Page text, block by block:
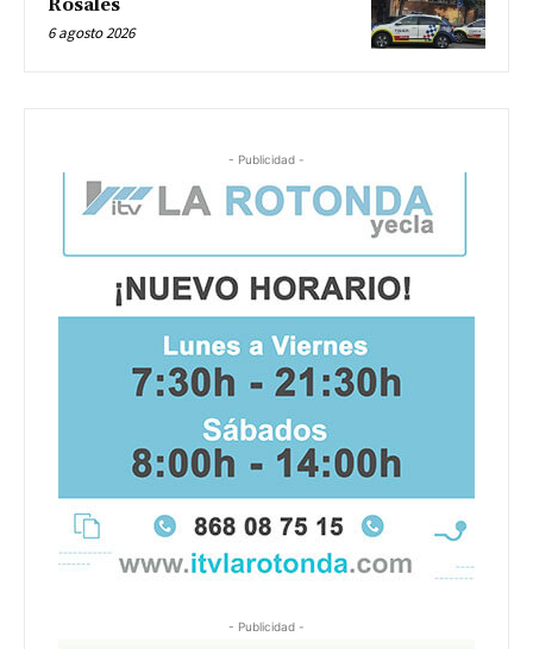
Rosales
6 agosto 2026
- Publicidad -
- Publicidad -